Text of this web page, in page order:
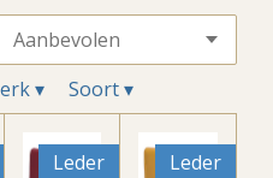
▾ Soort▾
Leder Leder